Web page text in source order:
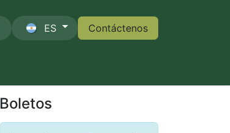
ES Contáctenos
Boletos